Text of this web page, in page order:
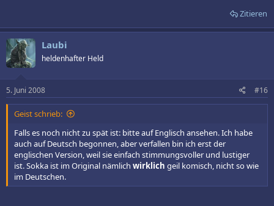
Zitieren
Laubi
heldenhafter Held
5. Juni 2008 #16
Geist schrieb:
Falls es noch nicht zu spät ist: bitte auf Englisch ansehen. Ich habe
auch auf Deutsch begonnen, aber verfallen bin ich erst der
englischen Version, weil sie einfach stimmungsvoller und lustiger
ist. Sokka ist im Original nämlich wirklich geil komisch, nicht so wie
im Deutschen.